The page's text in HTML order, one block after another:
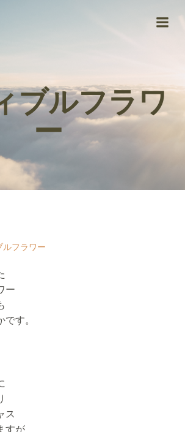
ス
キ
ブルフラワ
ー
ルフラワー
ー
す。
ス
すが